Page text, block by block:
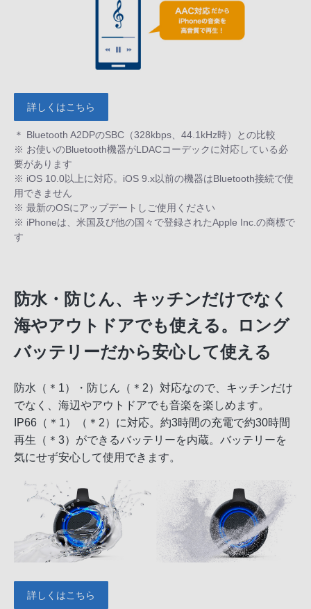
詳しくはこちら
＊ Bluetooth A2DPのSBC（328kbps、44.1kHz時）との比較
※ お使いのBluetooth機器がLDACコーデックに対応している必
要があります
※ iOS 10.0以上に対応。iOS 9.x以前の機器はBluetooth接続で使
用できません
※ 最新のOSにアップデートしご使用ください
※ iPhoneは、米国及び他の国々で登録されたApple Inc.の商標で
す
防水・防じん、キッチンだけでなく
海やアウトドアでも使える。ロング
バッテリーだから安心して使える
防水（＊1）・防じん（＊2）対応なので、キッチンだけ
でなく、海辺やアウトドアでも音楽を楽しめます。
IP66（＊1）（＊2）に対応。約3時間の充電で約30時間
再生（＊3）ができるバッテリーを内蔵。バッテリーを
気にせず安心して使用できます。
詳しくはこちら